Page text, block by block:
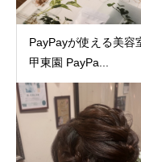
PayPayが使える美
甲東園 PayPa...